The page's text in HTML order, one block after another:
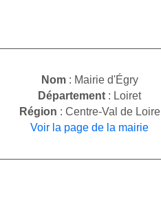
Nom: Mairie d'Égry
Département : Loiret
Région : Centre-Val de Loire
Voir la page de la mairie